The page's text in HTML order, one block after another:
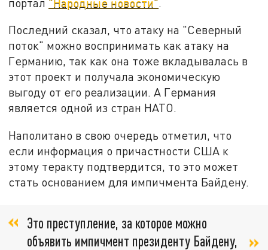
Последний сказал, что атаку на "Северный
поток" можно воспринимать как атаку на
Германию, так как она тоже вкладывалась в
этот проект и получала экономическую
выгоду от его реализации. А Германия
является одной из стран НАТО.
Наполитано в свою очередь отметил, что
если информация о причастности США к
этому теракту подтвердится, то это может
стать основанием для импичмента Байдену.
Это преступление, за которое можно
объявить импичмент президенту Байдену,